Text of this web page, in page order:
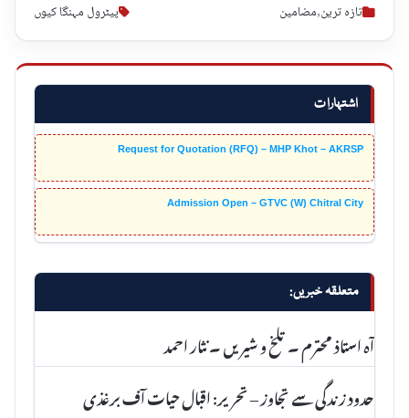
اشتہارات
Request for Quotation (RFQ) – MHP Khot – AKRSP
Admission Open – GTVC (W) Chitral City
متعلقہ خبریں:
آہ استاذ محترم ۔ تلخ و شیریں ۔ نثار احمد
حدود زندگی سے تجاوز – تحریر: اقبال حیات آف برغذی
تازہ ترین,مضامین پیٹرول مہنگا کیوں